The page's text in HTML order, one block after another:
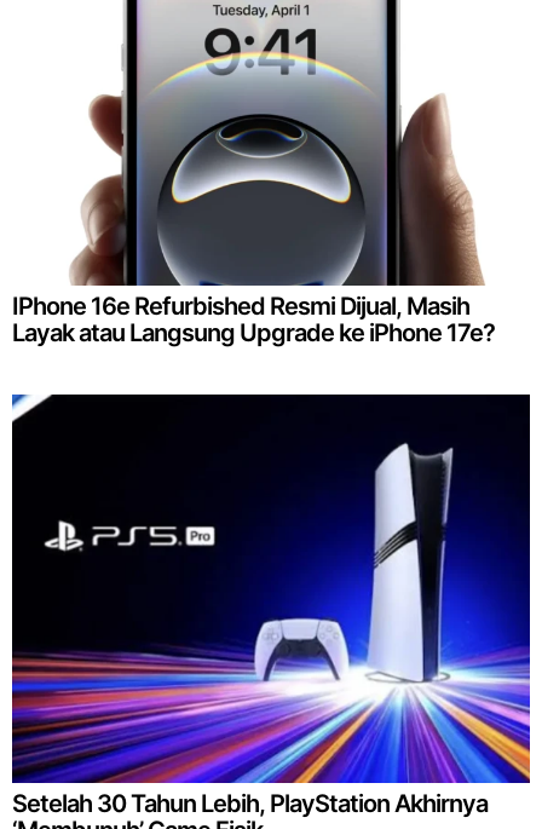
IPhone 16e Refurbished Resmi Dijual, Masih
Layak atau Langsung Upgrade ke iPhone 17e?
Setelah 30 Tahun Lebih, PlayStation Akhirnya